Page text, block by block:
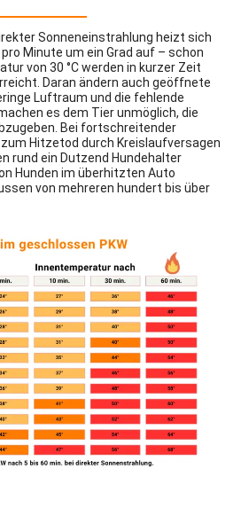
Sonneneinstrahlung heizt sich
Minute um ein Grad auf – schon
von 30 °C werden in kurzer Zeit
Daran ändern auch geöffnete
Luftraum und die fehlende
es dem Tier unmöglich, die
Bei fortschreitender
Hitzetod durch Kreislaufversagen
rund ein Dutzend Hundehalter
Hunden im überhitzten Auto
von mehreren hundert bis über